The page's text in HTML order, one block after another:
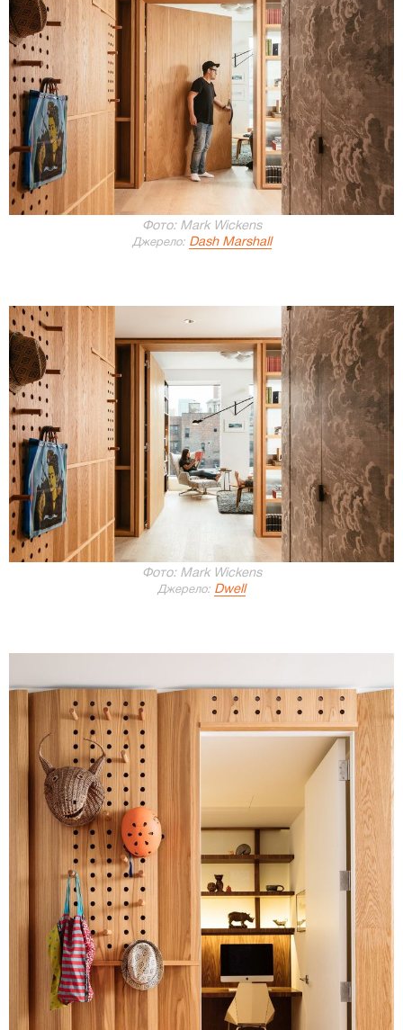
Фото: Mark Wickens
Джерело: Dash Marshall
Фото: Mark Wickens
Джерело: Dwell